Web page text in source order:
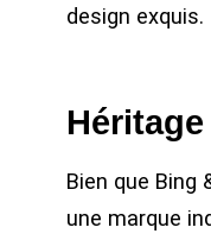
design exquis.
Bien que Bing
une marque